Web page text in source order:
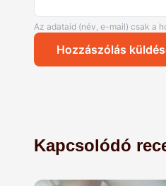
Az adataid (név, e-mail) csak a
Hozzászólás
Kapcsolódó